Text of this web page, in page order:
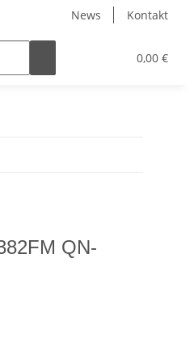
News Kontakt
0,00 €
QN-